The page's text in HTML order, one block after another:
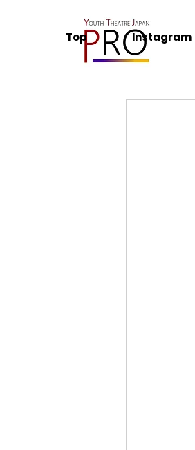
Top Instagram